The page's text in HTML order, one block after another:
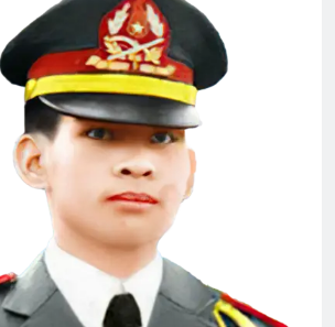
CTBCTY Tập III chương 24
3 Years Ago
CTBCTY Tập III chương 31
3 Years Ago
Thăm NT Mai Vĩnh Phú K22
2 Years Ago